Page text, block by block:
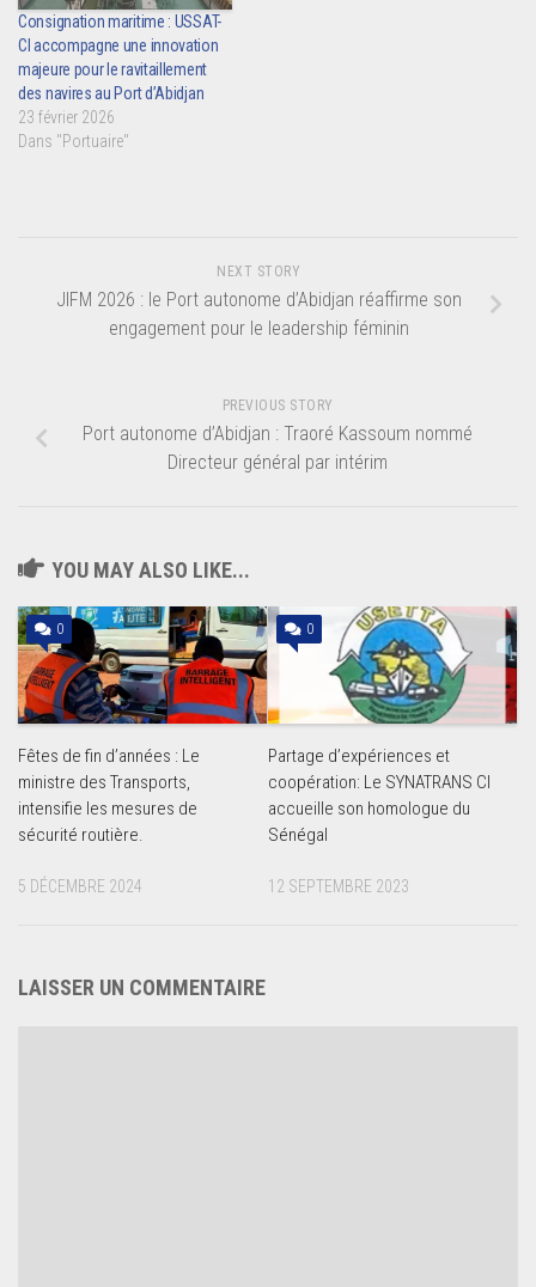
Consignation maritime : USSAT-
CI accompagne une innovation
majeure pour le ravitaillement
des navires au Port d’Abidjan
23 février 2026
Dans "Portuaire"
NEXT STORY
JIFM 2026 : le Port autonome d’Abidjan réaffirme son
engagement pour le leadership féminin
PREVIOUS STORY
Port autonome d’Abidjan : Traoré Kassoum nommé
Directeur général par intérim
YOU MAY ALSO LIKE...
0
Fêtes de fin d’années : Le
ministre des Transports,
intensifie les mesures de
sécurité routière.
5 DÉCEMBRE 2024
0
Partage d’expériences et
coopération: Le SYNATRANS CI
accueille son homologue du
Sénégal
12 SEPTEMBRE 2023
LAISSER UN COMMENTAIRE